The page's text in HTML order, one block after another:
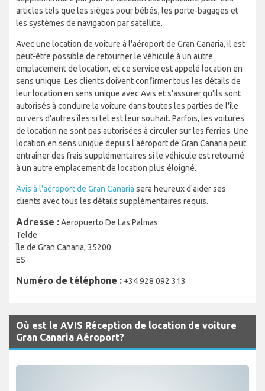
articles tels que les sièges pour bébés, les porte-bagages et
les systèmes de navigation par satellite.
Avec une location de voiture à l'aéroport de Gran Canaria, il est
peut-être possible de retourner le véhicule à un autre
emplacement de location, et ce service est appelé location en
sens unique. Les clients doivent confirmer tous les détails de
leur location en sens unique avec Avis et s'assurer qu'ils sont
autorisés à conduire la voiture dans toutes les parties de l'île
ou vers d'autres îles si tel est leur souhait. Parfois, les voitures
de location ne sont pas autorisées à circuler sur les ferries. Une
location en sens unique depuis l'aéroport de Gran Canaria peut
entraîner des frais supplémentaires si le véhicule est retourné
à un autre emplacement de location plus éloigné.
Avis à l'aéroport de Gran Canaria sera heureux d'aider ses
clients avec tous les détails supplémentaires requis.
Adresse :Aeropuerto De Las Palmas
Telde
Île de Gran Canaria, 35200
ES
Numéro de téléphone : +34 928 092 313
Où est le AVIS Réception de location de voiture
Gran Canaria Aéroport?